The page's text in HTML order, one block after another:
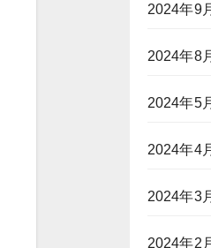
2024年9
2024年8
2024年5
2024年4
2024年3
2024年2